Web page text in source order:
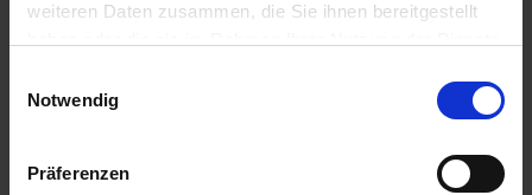
weiteren Daten zusammen, die Sie ihnen bereitgestellt
Notwendig
Präferenzen
Clomazone 360 CS
zzgl. MwSt.
ZUM PRODUKT
Angelus
ALTERNATIVE
PRODUKTE